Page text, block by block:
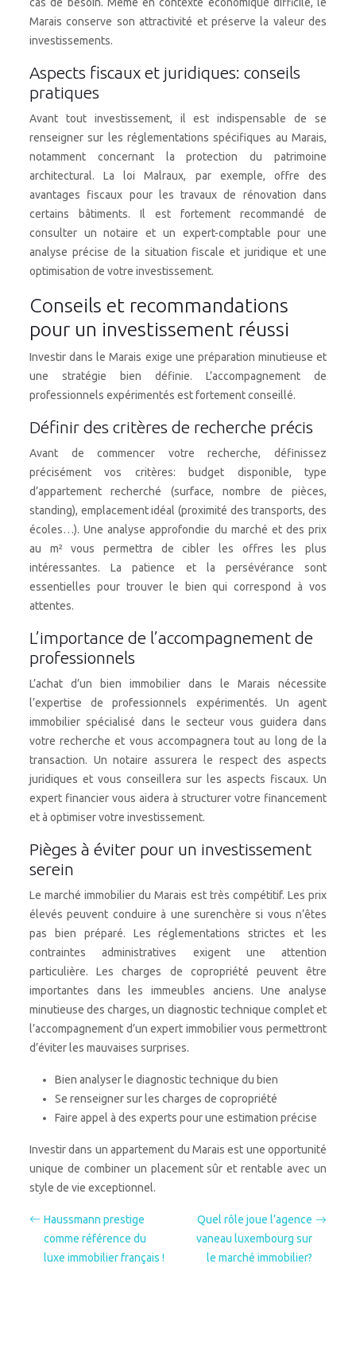
Marais conserve son attractivité et préserve la valeur des
investissements.
Aspects fiscaux et juridiques: conseils
pratiques
Avant tout investissement, il est indispensable de se
renseigner sur les réglementations spécifiques au Marais,
notamment concernant la protection du patrimoine
architectural. La loi Malraux, par exemple, offre des
avantages fiscaux pour les travaux de rénovation dans
certains bâtiments. Il est fortement recommandé de
consulter un notaire et un expert-comptable pour une
analyse précise de la situation fiscale et juridique et une
optimisation de votre investissement.
Conseils et recommandations
pour un investissement réussi
Investir dans le Marais exige une préparation minutieuse et
une stratégie bien définie. L’accompagnement de
professionnels expérimentés est fortement conseillé.
Définir des critères de recherche précis
Avant de commencer votre recherche, définissez
précisément vos critères: budget disponible, type
d’appartement recherché (surface, nombre de pièces,
standing), emplacement idéal (proximité des transports, des
écoles…). Une analyse approfondie du marché et des prix
au m² vous permettra de cibler les offres les plus
intéressantes. La patience et la persévérance sont
essentielles pour trouver le bien qui correspond à vos
attentes.
L’importance de l’accompagnement de
professionnels
L’achat d’un bien immobilier dans le Marais nécessite
l’expertise de professionnels expérimentés. Un agent
immobilier spécialisé dans le secteur vous guidera dans
votre recherche et vous accompagnera tout au long de la
transaction. Un notaire assurera le respect des aspects
juridiques et vous conseillera sur les aspects fiscaux. Un
expert financier vous aidera à structurer votre financement
et à optimiser votre investissement.
Pièges à éviter pour un investissement
serein
Le marché immobilier du Marais est très compétitif. Les prix
élevés peuvent conduire à une surenchère si vous n’êtes
pas bien préparé. Les réglementations strictes et les
contraintes administratives exigent une attention
particulière. Les charges de copropriété peuvent être
importantes dans les immeubles anciens. Une analyse
minutieuse des charges, un diagnostic technique complet et
l’accompagnement d’un expert immobilier vous permettront
d’éviter les mauvaises surprises.
Bien analyser le diagnostic technique du bien
Se renseigner sur les charges de copropriété
Faire appel à des experts pour une estimation précise
Investir dans un appartement du Marais est une opportunité
unique de combiner un placement sûr et rentable avec un
style de vie exceptionnel.
Haussmann prestige
comme référence du
luxe immobilier français !
Quel rôle joue l’agence
vaneau luxembourg sur
le marché immobilier?